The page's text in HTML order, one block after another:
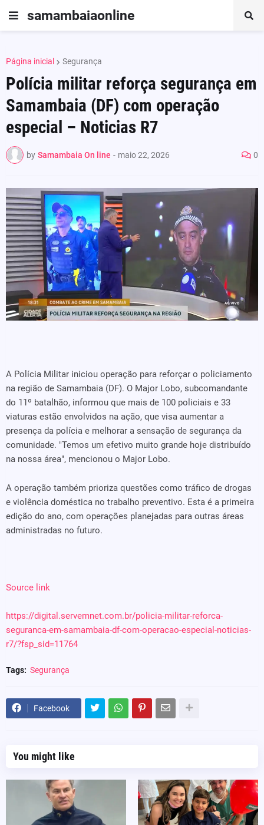
samambaiaonline
Página inicial Segurança
Polícia militar reforça segurança em
Samambaia (DF) com operação
especial – Noticias R7
by Samambaia On line - maio 22, 2026 0
A Polícia Militar iniciou operação para reforçar o policiamento
na região de Samambaia (DF). O Major Lobo, subcomandante
do 11º batalhão, informou que mais de 100 policiais e 33
viaturas estão envolvidos na ação, que visa aumentar a
presença da polícia e melhorar a sensação de segurança da
comunidade. "Temos um efetivo muito grande hoje distribuído
na nossa área", mencionou o Major Lobo.
A operação também prioriza questões como tráfico de drogas
e violência doméstica no trabalho preventivo. Esta é a primeira
edição do ano, com operações planejadas para outras áreas
administradas no futuro.
Source link
https://digital.servemnet.com.br/policia-militar-reforca-
seguranca-em-samambaia-df-com-operacao-especial-noticias-
r7/?fsp_sid=11764
Tags: Segurança
Facebook
You might like